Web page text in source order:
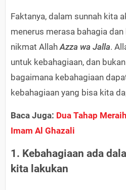
Faktanya, dalam sunnah kita
menerus merasa bahagia
nikmat AllahAzza wa Jalla.
untuk kebahagiaan, dan
bagaimana kebahagiaan
kebahagiaan yang bisa kita
Baca Juga: Dua Tahap
Imam Al Ghazali
1. Kebahagiaan ada
kita lakukan